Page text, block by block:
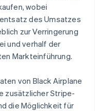
wobei
des Umsatzes
zur Verringerung
und verhalf der
Markteinführung.
von Black Airplane
zusätzlicher Stripe-
die Möglichkeit für